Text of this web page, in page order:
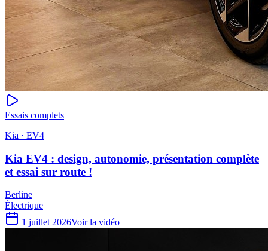
Essais complets
Kia · EV4
Kia EV4 : design, autonomie, présentation complète
et essai sur route !
Berline
Électrique
1 juillet 2026Voir la vidéo